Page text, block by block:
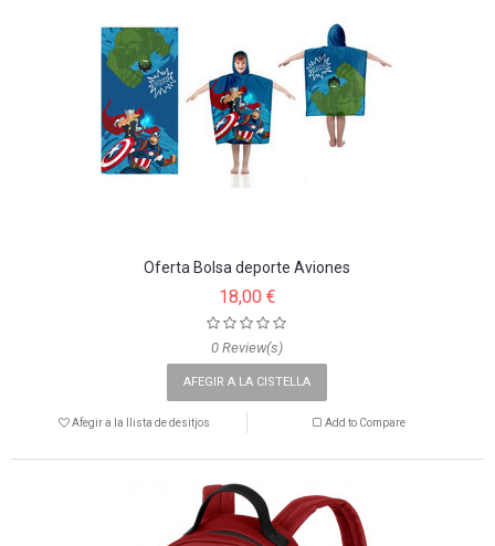
Oferta Bolsa deporte Aviones
18,00 €
0 Review(s)
AFEGIR A LA CISTELLA
Afegir a la llista de desitjos Add to Compare